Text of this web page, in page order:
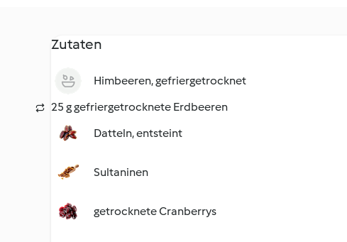
Zutaten
Himbeeren, gefriergetrocknet
25 g gefriergetrocknete Erdbeeren
Datteln, entsteint
Sultaninen
getrocknete Cranberrys